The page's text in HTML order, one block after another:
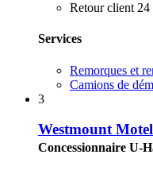
Retour client 24
Services
Remorques et
Camions de
3
Westmount Motel
Concessionnaire U-